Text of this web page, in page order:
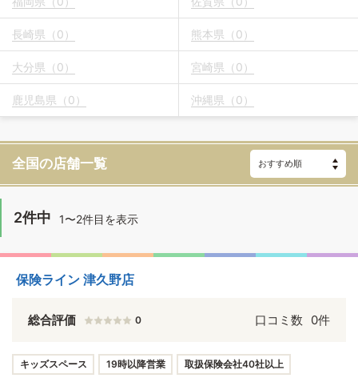
長崎県（0） 熊本県（0）
大分県（0） 宮崎県（0）
鹿児島県（0） 沖縄県（0）
全国の店舗一覧
2件中 1〜2件目を表示
保険ライン 津久野店
総合評価 0 口コミ数 0件
キッズスペース 19時以降営業 取扱保険会社40社以上